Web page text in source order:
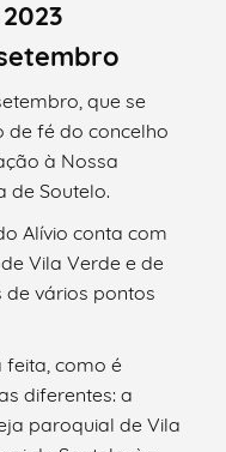
que se
de fé do concelho
à Nossa
de Soutelo.
Alívio conta com
Vila Verde e de
de vários pontos
feita, como é
diferentes: a
paroquial de Vila